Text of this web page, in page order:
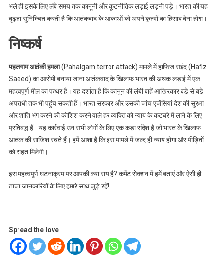
भले ही इसके लिए लंबे समय तक कानूनी और कूटनीतिक लड़ाई लड़नी पड़े। भारत की यह
दृढ़ता सुनिश्चित करती है कि आतंकवाद के आकाओं को अपने कृत्यों का हिसाब देना होगा।
निष्कर्ष
पहलगाम आतंकी हमला(Pahalgam terror attack) मामले में हाफिज सईद (Hafiz
Saeed) का आरोपी बनाया जाना आतंकवाद के खिलाफ भारत की अथक लड़ाई में एक
महत्वपूर्ण मील का पत्थर है। यह दर्शाता है कि कानून की लंबी बाहें आखिरकार बड़े से बड़े
अपराधी तक भी पहुंच सकती हैं। भारत सरकार और उसकी जांच एजेंसियां देश की सुरक्षा
और शांति भंग करने की कोशिश करने वाले हर व्यक्ति को न्याय के कटघरे में लाने के लिए
प्रतिबद्ध हैं। यह कार्रवाई उन सभी लोगों के लिए एक कड़ा संदेश है जो भारत के खिलाफ
आतंक की साजिश रचते हैं। हमें आशा है कि इस मामले में जल्द ही न्याय होगा और पीड़ितों
को राहत मिलेगी।
इस महत्वपूर्ण घटनाक्रम पर आपकी क्या राय है? कमेंट सेक्शन में हमें बताएं और ऐसी ही
ताजा जानकारियों के लिए हमारे साथ जुड़े रहें!
Spread the love